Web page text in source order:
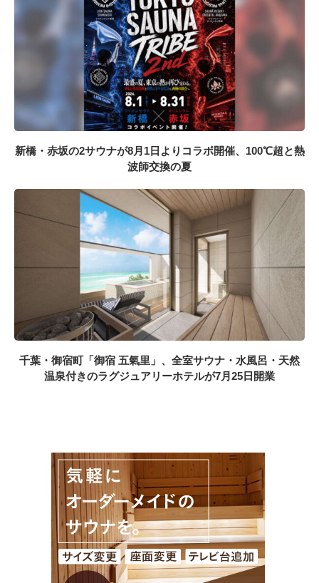
新橋・赤坂の2サウナが8月1日よりコラボ開催、100℃超と熱
波師交換の夏
千葉・御宿町「御宿 五氣里」、全室サウナ・水風呂・天然
温泉付きのラグジュアリーホテルが7月25日開業